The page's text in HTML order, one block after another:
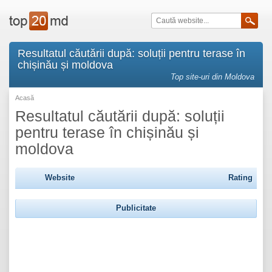
Resultatul căutării după: soluții pentru terase în
chișinău și moldova
Top site-uri din Moldova
Acasă
Resultatul căutării după: soluții
pentru terase în chișinău și
moldova
Website Rating
Publicitate